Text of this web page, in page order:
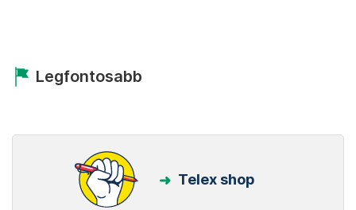
Legfontosabb
Telex shop